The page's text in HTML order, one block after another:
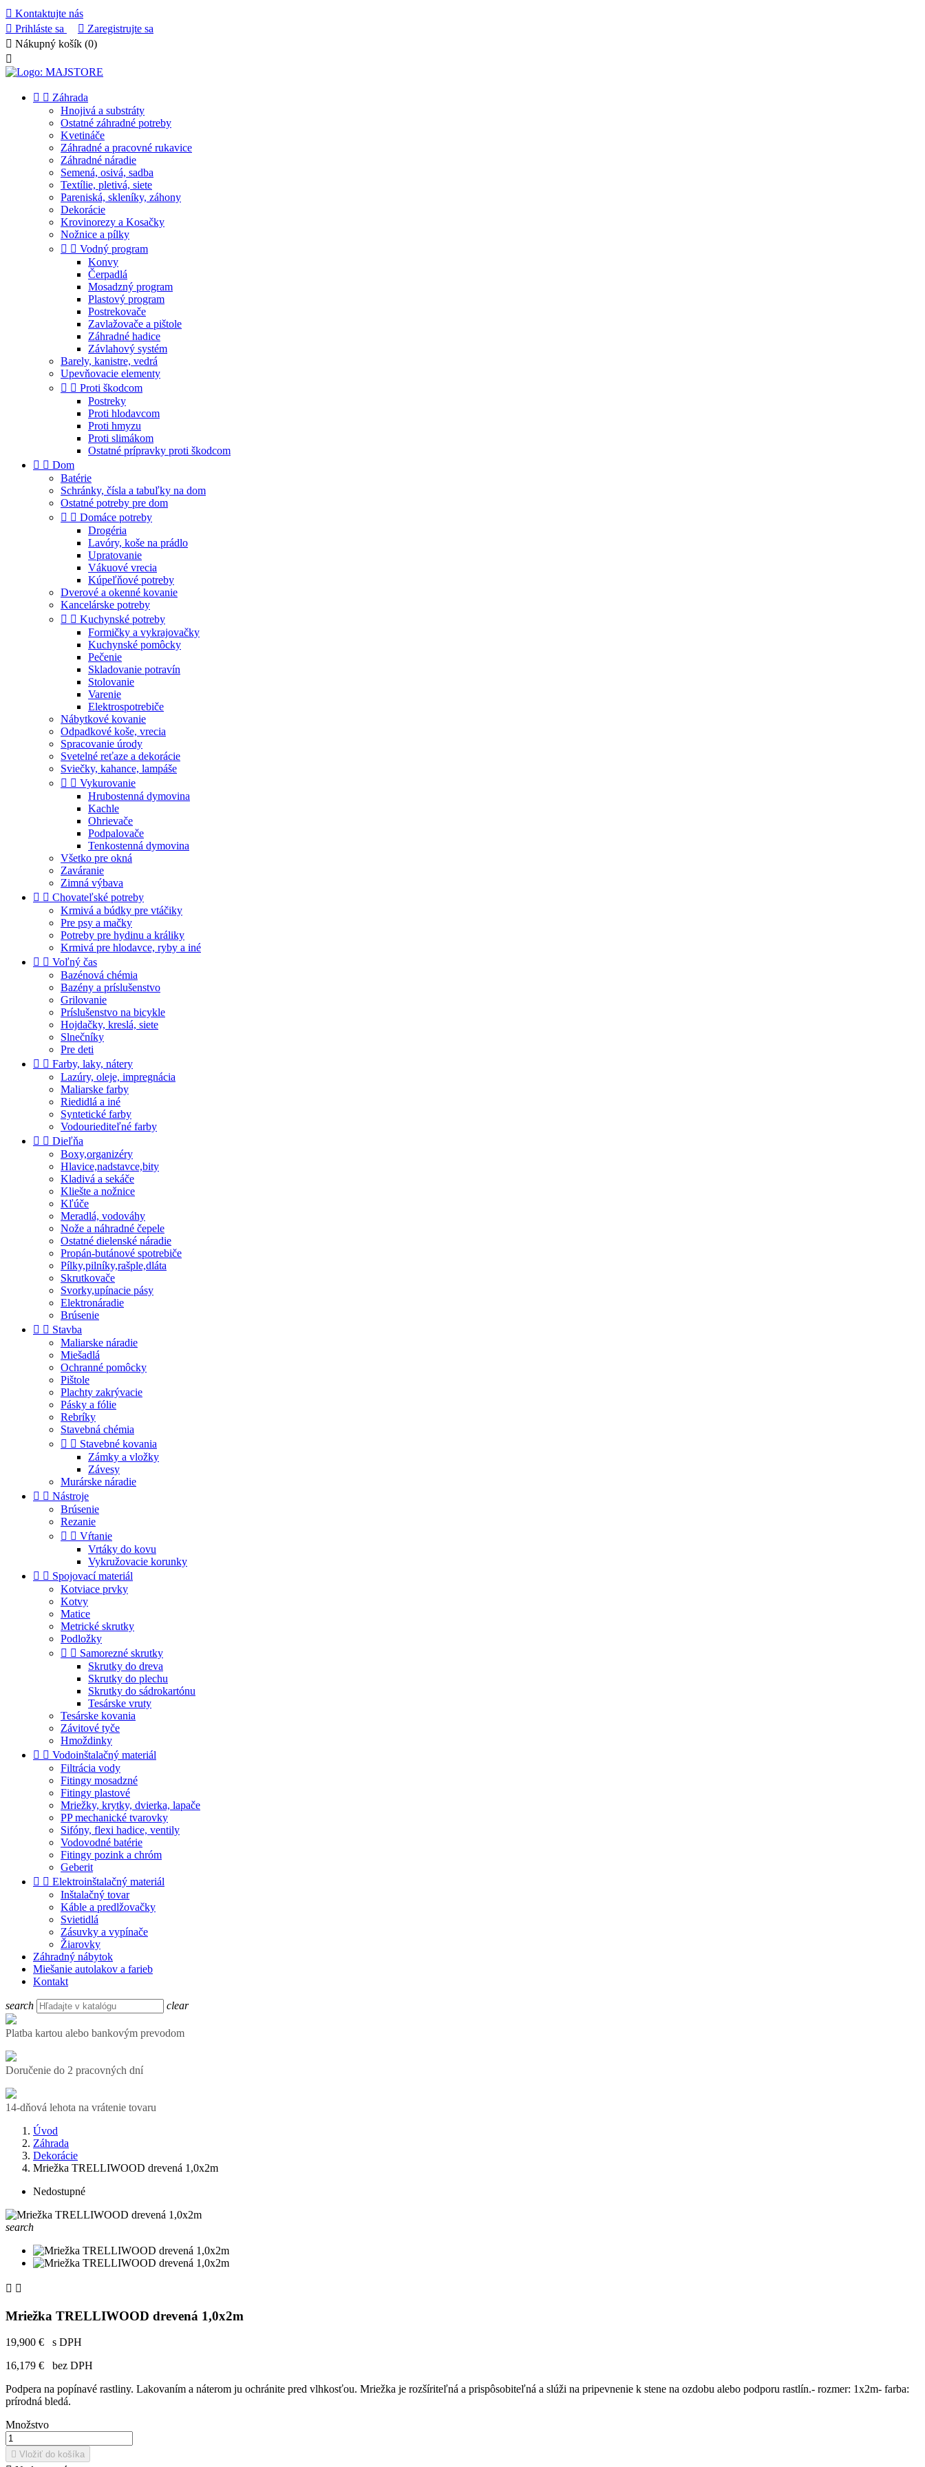
 Kontaktujte nás
 Prihláste sa  Zaregistrujte sa
 Nákupný košík (0)

  Záhrada
Hnojivá a substráty
Ostatné záhradné potreby
Kvetináče
Záhradné a pracovné rukavice
Záhradné náradie
Semená, osivá, sadba
Textílie, pletivá, siete
Pareniská, skleníky, záhony
Dekorácie
Krovinorezy a Kosačky
Nožnice a pílky
  Vodný program
Konvy
Čerpadlá
Mosadzný program
Plastový program
Postrekovače
Zavlažovače a pištole
Záhradné hadice
Závlahový systém
Barely, kanistre, vedrá
Upevňovacie elementy
  Proti škodcom
Postreky
Proti hlodavcom
Proti hmyzu
Proti slimákom
Ostatné prípravky proti škodcom
  Dom
Batérie
Schránky, čísla a tabuľky na dom
Ostatné potreby pre dom
  Domáce potreby
Drogéria
Lavóry, koše na prádlo
Upratovanie
Vákuové vrecia
Kúpeľňové potreby
Dverové a okenné kovanie
Kancelárske potreby
  Kuchynské potreby
Formičky a vykrajovačky
Kuchynské pomôcky
Pečenie
Skladovanie potravín
Stolovanie
Varenie
Elektrospotrebiče
Nábytkové kovanie
Odpadkové koše, vrecia
Spracovanie úrody
Svetelné reťaze a dekorácie
Sviečky, kahance, lampáše
  Vykurovanie
Hrubostenná dymovina
Kachle
Ohrievače
Podpalovače
Tenkostenná dymovina
Všetko pre okná
Zaváranie
Zimná výbava
  Chovateľské potreby
Krmivá a búdky pre vtáčiky
Pre psy a mačky
Potreby pre hydinu a králiky
Krmivá pre hlodavce, ryby a iné
  Voľný čas
Bazénová chémia
Bazény a príslušenstvo
Grilovanie
Príslušenstvo na bicykle
Hojdačky, kreslá, siete
Slnečníky
Pre deti
  Farby, laky, nátery
Lazúry, oleje, impregnácia
Maliarske farby
Riedidlá a iné
Syntetické farby
Vodouriediteľné farby
  Dieľňa
Boxy,organizéry
Hlavice,nadstavce,bity
Kladivá a sekáče
Kliešte a nožnice
Kľúče
Meradlá, vodováhy
Nože a náhradné čepele
Ostatné dielenské náradie
Propán-butánové spotrebiče
Pílky,pilníky,rašple,dláta
Skrutkovače
Svorky,upínacie pásy
Elektronáradie
Brúsenie
  Stavba
Maliarske náradie
Miešadlá
Ochranné pomôcky
Pištole
Plachty zakrývacie
Pásky a fólie
Rebríky
Stavebná chémia
  Stavebné kovania
Zámky a vložky
Závesy
Murárske náradie
  Nástroje
Brúsenie
Rezanie
  Vŕtanie
Vrtáky do kovu
Vykružovacie korunky
  Spojovací materiál
Kotviace prvky
Kotvy
Matice
Metrické skrutky
Podložky
  Samorezné skrutky
Skrutky do dreva
Skrutky do plechu
Skrutky do sádrokartónu
Tesárske vruty
Tesárske kovania
Závitové tyče
Hmoždinky
  Vodoinštalačný materiál
Filtrácia vody
Fitingy mosadzné
Fitingy plastové
Mriežky, krytky, dvierka, lapače
PP mechanické tvarovky
Sifóny, flexi hadice, ventily
Vodovodné batérie
Fitingy pozink a chróm
Geberit
  Elektroinštalačný materiál
Inštalačný tovar
Káble a predlžovačky
Svietidlá
Zásuvky a vypínače
Žiarovky
Záhradný nábytok
Miešanie autolakov a farieb
Kontakt
search clear
Platba kartou alebo bankovým prevodom
Doručenie do 2 pracovných dní
14-dňová lehota na vrátenie tovaru
Úvod
Záhrada
Dekorácie
Mriežka TRELLIWOOD drevená 1,0x2m
Nedostupné
search
 
Mriežka TRELLIWOOD drevená 1,0x2m
19,900 €
s DPH
16,179 €
bez DPH
Podpera na popínavé rastliny. Lakovaním a náterom ju ochránite pred vlhkosťou. Mriežka je rozšíriteľná a prispôsobiteľná a slúži na pripevnenie k stene na ozdobu alebo podporu rastlín.- rozmer: 1x2m- farba:
prírodná bledá.
Množstvo
 Vložiť do košíka